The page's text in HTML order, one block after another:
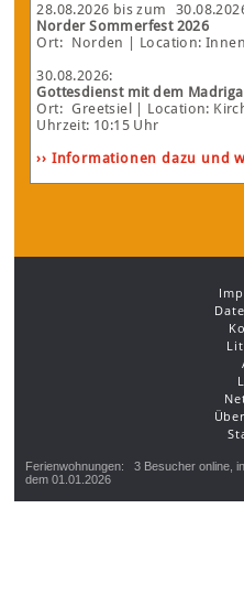
28.08.2026 bis zum
Norder Sommerfest 2026
Ort: Norden
| Location:
30.08.2026:
Gottesdienst mit dem
Ort: Greetsiel
| Location:
Uhrzeit: 10:15 Uhr
›› Informationen dazu und